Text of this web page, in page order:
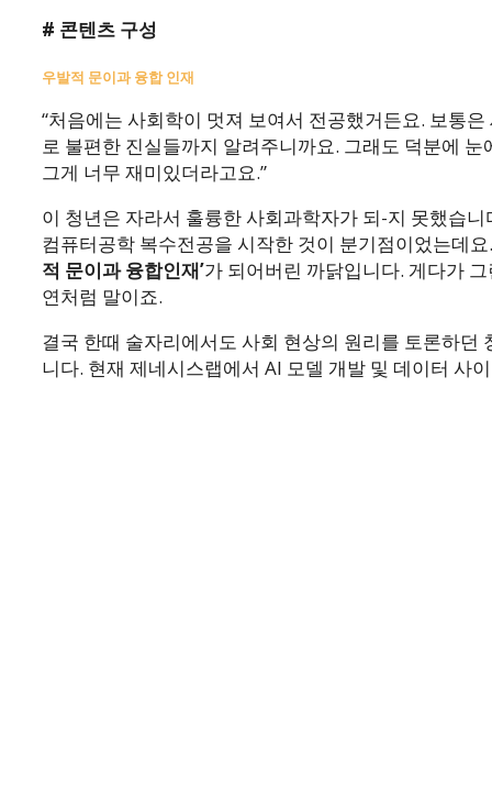
# 콘텐츠 구성
우발적 문이과 융합 인재
“처음에는 사회학이 멋져 보여서 전공했거든요. 보통
로 불편한 진실들까지 알려주니까요. 그래도 덕분에
그게 너무 재미있더라고요.”
이 청년은 자라서 훌륭한 사회과학자가 되-지 못했습
컴퓨터공학 복수전공을 시작한 것이 분기점이었는데
적 문이과 융합인재’가 되어버린 까닭입니다. 게다가
연처럼 말이죠.
결국 한때 술자리에서도 사회 현상의 원리를 토론하
니다. 현재 제네시스랩에서 AI 모델 개발 및 데이터 사